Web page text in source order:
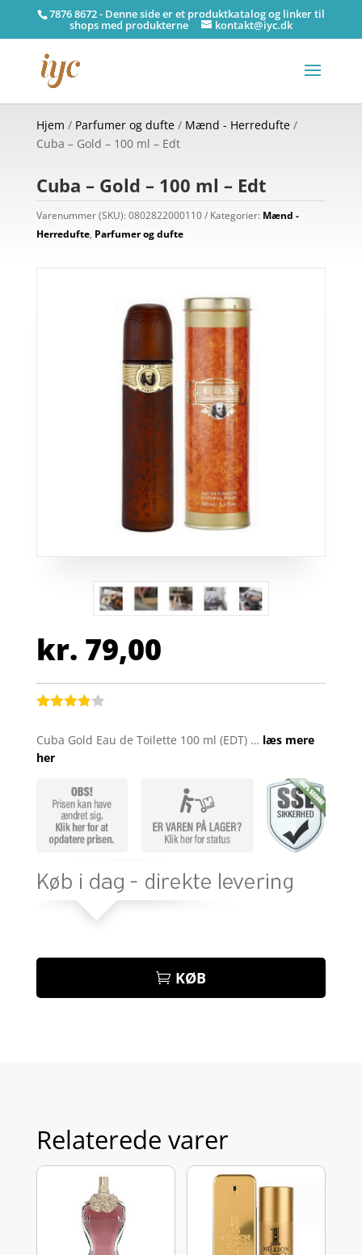
7876 8672 - Denne side er et produktkatalog og linker til
shops med produkterne kontakt@iyc.dk
Hjem / Parfumer og dufte/ Mænd - Herredufte/
Cuba – Gold – 100 ml – Edt
Cuba – Gold – 100 ml – Edt
Varenummer (SKU): 0802822000110 Kategorier: Mænd -
Herredufte, Parfumer og dufte
kr. 79,00
ud af 5
baseret
ømmels
Cuba Gold Eau de Toilette 100 ml (EDT) … læs mere
her
KØB
Relaterede varer